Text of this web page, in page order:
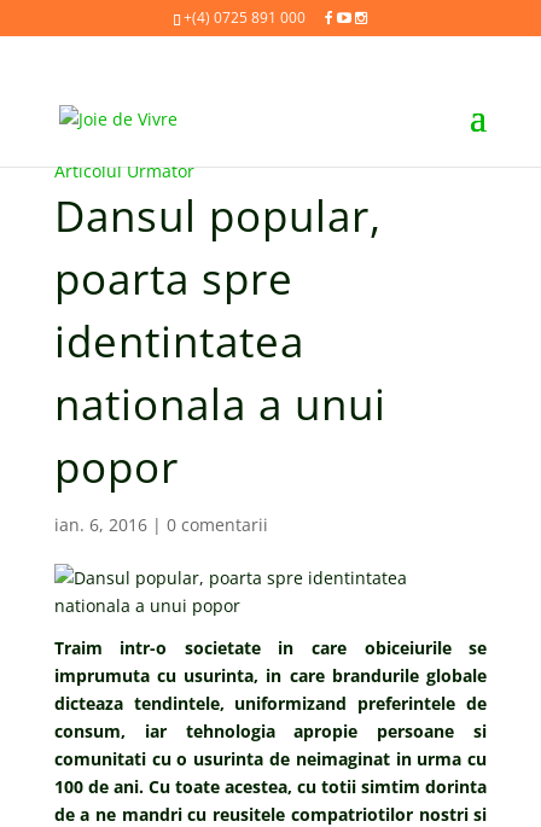
+(4) 0725 891 000
Articolul Urmator
Dansul popular,
poarta spre
identintatea
nationala a unui
popor
ian. 6, 2016| 0 comentarii
Traim intr-o societate in care obiceiurile se
imprumuta cu usurinta, in care brandurile globale
dicteaza tendintele, uniformizand preferintele de
consum, iar tehnologia apropie persoane si
comunitati cu o usurinta de neimaginat in urma cu
100 de ani. Cu toate acestea, cu totii simtim dorinta
de a ne mandri cu reusitele compatriotilor nostri si